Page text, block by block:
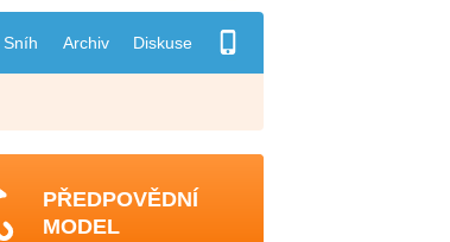
Sníh Archiv Diskuse
PŘEDPOVĚDNÍ
MODEL